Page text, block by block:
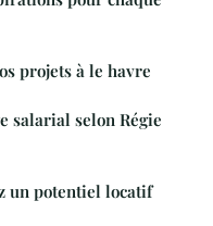
projets à le havre
salarial selon Régie
un potentiel locatif